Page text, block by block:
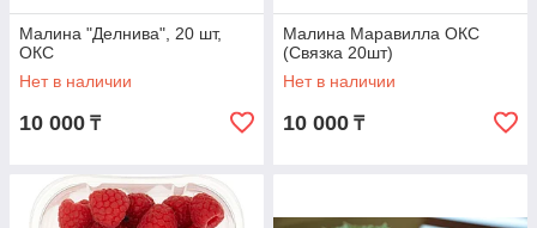
Малина "Делнива", 20 шт,
ОКС
Нет в наличии
10 000 ₸
Малина Маравилла ОКС
(Связка 20шт)
Нет в наличии
10 000 ₸